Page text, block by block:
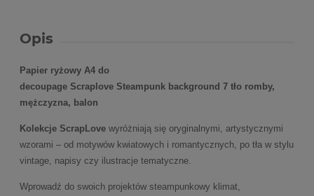
Opis
Papier ryżowy A4 do
decoupage Scraplove Steampunk background 7 tło romby,
mężczyzna, balon
Kolekcje ScrapLove wyróżniają się oryginalnymi, artystycznymi
wzorami – od motywów kwiatowych i romantycznych, po tła w stylu
vintage, napisy czy ilustracje tematyczne.
Wprowadź do swoich projektów steampunkowy klimat,